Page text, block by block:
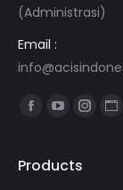
(Administrasi)
Email :
Find us on:
Facebook
opens
YouTube
opens
Products